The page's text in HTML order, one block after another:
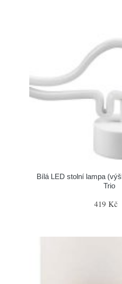
Bílá LED stolní lampa
Trio
419 Kč